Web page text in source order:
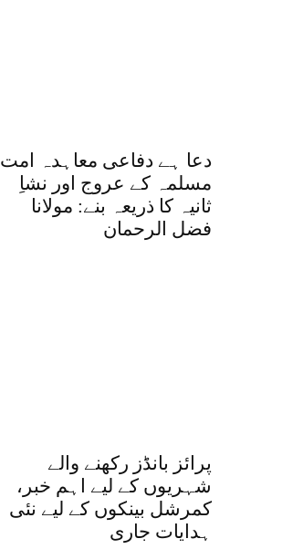
دعا ہے دفاعی معاہدہ امت
مسلمہ کے عروج اور نشاِ
ثانیہ کا ذریعہ بنے: مولانا
فضل الرحمان
پرائز بانڈز رکھنے والے
شہریوں کے لیے اہم خبر،
کمرشل بینکوں کے لیے نئی
ہدایات جاری